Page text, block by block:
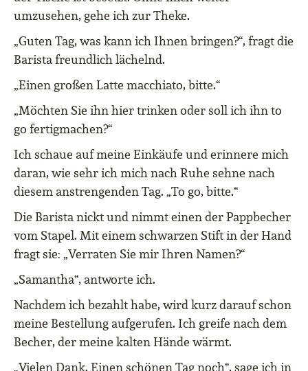
umzusehen, gehe ich zur Theke.
„Guten Tag, was kann ich Ihnen bringen?“, fragt die
Barista freundlich lächelnd.
„Einen großen Latte macchiato, bitte.“
„Möchten Sie ihn hier trinken oder soll ich ihn to
go fertigmachen?“
Ich schaue auf meine Einkäufe und erinnere mich
daran, wie sehr ich mich nach Ruhe sehne nach
diesem anstrengenden Tag. „To go, bitte.“
Die Barista nickt und nimmt einen der Pappbecher
vom Stapel. Mit einem schwarzen Stift in der Hand
fragt sie: „Verraten Sie mir Ihren Namen?“
„Samantha“, antworte ich.
Nachdem ich bezahlt habe, wird kurz darauf schon
meine Bestellung aufgerufen. Ich greife nach dem
Becher, der meine kalten Hände wärmt.
„Vielen Dank. Einen schönen Tag noch“, sage ich in